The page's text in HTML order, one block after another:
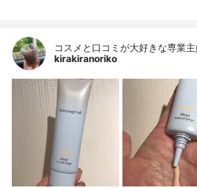
コスメと口コミが大好きな専業
kirakiranoriko